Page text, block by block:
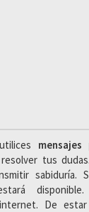
mensajes
tus
sabiduría.
De